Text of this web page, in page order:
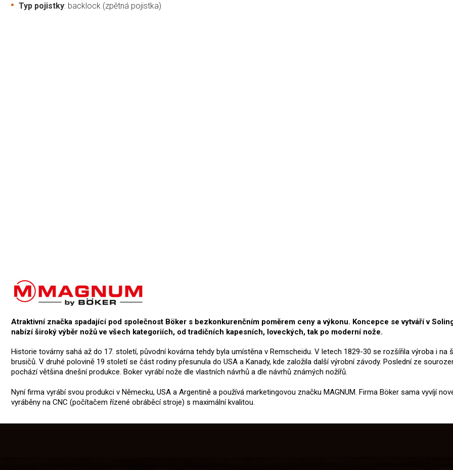
Typ pojistky: backlock (zpětná pojistka)
Atraktivní značka spadající pod společnost Böker s bezkonkurenčním poměrem ceny a výkonu. Koncepce se vytváří v
nabízí široký výběr nožů ve všech kategoriích, od tradičních kapesních, loveckých, tak po moderní nože.
Historie továrny sahá až do 17. století, původní kovárna tehdy byla umístěna v Remscheidu. V letech 1829-30 se rozšířila výroba i
brusičů. V druhé polovině 19 století se část rodiny přesunula do USA a Kanady, kde založila další výrobní závody. Poslední ze
pochází většina dnešní produkce. Boker vyrábí nože dle vlastních návrhů a dle návrhů známých nožířů.
Nyní firma vyrábí svou produkci v Německu, USA a Argentině a používá marketingovou značku MAGNUM. Firma Böker sama vyvíjí
vyráběny na CNC (počítačem řízené obráběcí stroje) s maximální kvalitou.